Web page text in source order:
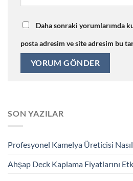
Daha sonraki yorumlarımda
posta adresim ve site adresim bu
SON YAZILAR
Profesyonel Kamelya Üreticisi
Ahşap Deck Kaplama Fiyatlarını